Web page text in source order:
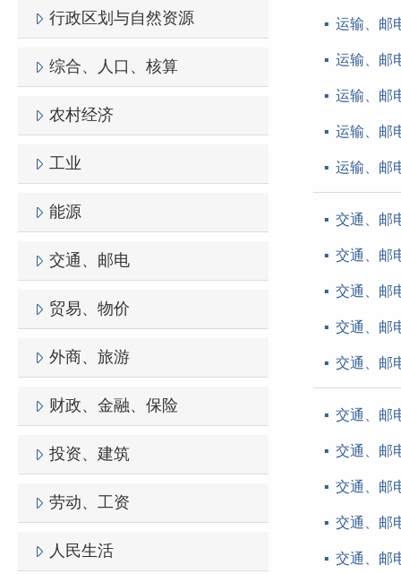
行政区划与自然资源
综合、人口、核算
农村经济
工业
能源
交通、邮电
贸易、物价
外商、旅游
财政、金融、保险
投资、建筑
劳动、工资
人民生活
运输、邮
运输、邮
运输、邮
运输、邮
运输、邮
交通、邮
交通、邮
交通、邮
交通、邮
交通、邮
交通、邮
交通、邮
交通、邮
交通、邮
交通、邮